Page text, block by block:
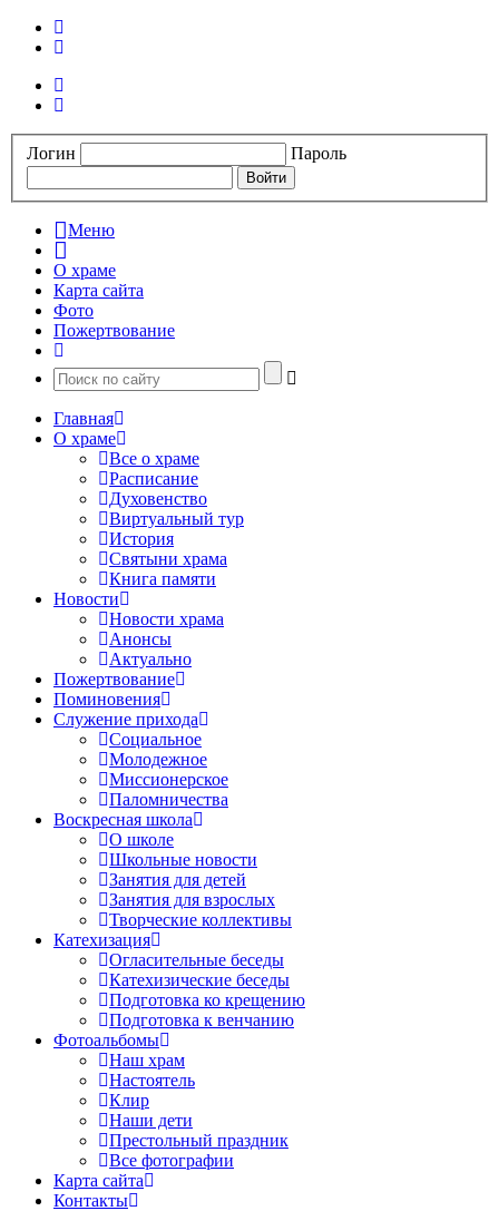
Логин Пароль
Меню
О храме
Карта сайта
Фото
Пожертвование
Главная
О храме
Все о храме
Расписание
Духовенство
Виртуальный тур
История
Святыни храма
Книга памяти
Новости
Новости храма
Анонсы
Актуально
Пожертвование
Поминовения
Служение прихода
Социальное
Молодежное
Миссионерское
Паломничества
Воскресная школа
О школе
Школьные новости
Занятия для детей
Занятия для взрослых
Творческие коллективы
Катехизация
Огласительные беседы
Катехизические беседы
Подготовка ко крещению
Подготовка к венчанию
Фотоальбомы
Наш храм
Настоятель
Клир
Наши дети
Престольный праздник
Все фотографии
Карта сайта
Контакты